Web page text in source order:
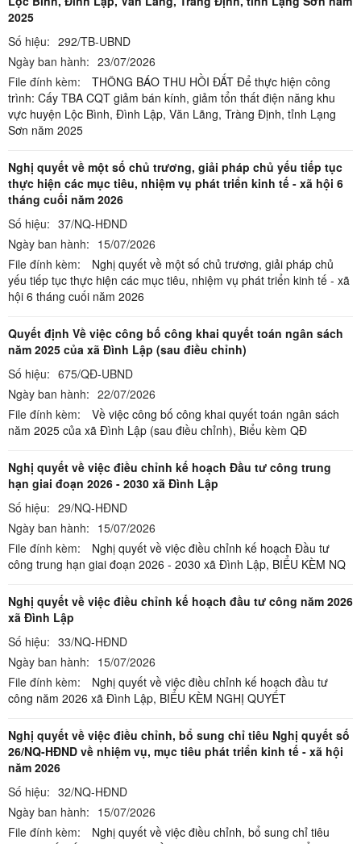
2025
Số hiệu: 292/TB-UBND
Ngày ban hành: 23/07/2026
File đính kèm:
THÔNG BÁO THU HỒI ĐẤT Để thực hiện công
trình: Cấy TBA CQT giảm bán kính, giảm tổn thất điện năng khu
vực huyện Lộc Bình, Đình Lập, Văn Lãng, Tràng Định, tỉnh Lạng
Sơn năm 2025
Nghị quyết về một số chủ trương, giải pháp chủ yếu tiếp tục
thực hiện các mục tiêu, nhiệm vụ phát triển kinh tế - xã hội 6
tháng cuối năm 2026
Số hiệu: 37/NQ-HĐND
Ngày ban hành: 15/07/2026
File đính kèm:
Nghị quyết về một số chủ trương, giải pháp chủ
yếu tiếp tục thực hiện các mục tiêu, nhiệm vụ phát triển kinh tế - xã
hội 6 tháng cuối năm 2026
Quyết định Về việc công bố công khai quyết toán ngân sách
năm 2025 của xã Đình Lập (sau điều chỉnh)
Số hiệu: 675/QĐ-UBND
Ngày ban hành: 22/07/2026
File đính kèm:
Về việc công bố công khai quyết toán ngân sách
năm 2025 của xã Đình Lập (sau điều chỉnh), Biểu kèm QĐ
Nghị quyết về việc điều chỉnh kế hoạch Đầu tư công trung
hạn giai đoạn 2026 - 2030 xã Đình Lập
Số hiệu: 29/NQ-HĐND
Ngày ban hành: 15/07/2026
File đính kèm:
Nghị quyết về việc điều chỉnh kế hoạch Đầu tư
công trung hạn giai đoạn 2026 - 2030 xã Đình Lập, BIỂU KÈM NQ
Nghị quyết về việc điều chỉnh kế hoạch đầu tư công năm 2026
xã Đình Lập
Số hiệu: 33/NQ-HĐND
Ngày ban hành: 15/07/2026
File đính kèm:
Nghị quyết về việc điều chỉnh kế hoạch đầu tư
công năm 2026 xã Đình Lập, BIỂU KÈM NGHỊ QUYẾT
Nghị quyết về việc điều chỉnh, bổ sung chỉ tiêu Nghị quyết số
26/NQ-HĐND về nhiệm vụ, mục tiêu phát triển kinh tế - xã hội
năm 2026
Số hiệu: 32/NQ-HĐND
Ngày ban hành: 15/07/2026
File đính kèm:
Nghị quyết về việc điều chỉnh, bổ sung chỉ tiêu